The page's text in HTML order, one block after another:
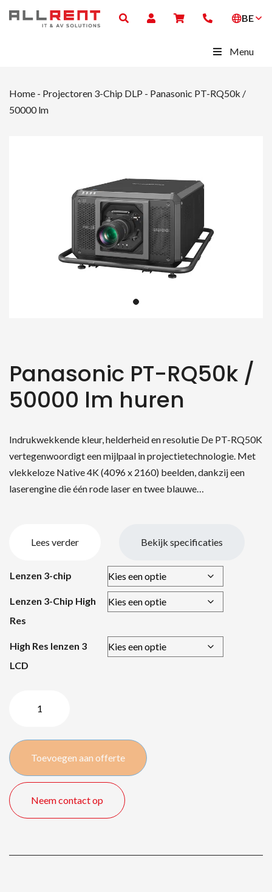
BE
Menu
Home - Projectoren 3-Chip DLP - Panasonic PT-RQ50k /
50000 lm
Panasonic PT-RQ50k /
50000 lm huren
Indrukwekkende kleur, helderheid en resolutie De PT-RQ50K
vertegenwoordigt een mijlpaal in projectietechnologie. Met
vlekkeloze Native 4K (4096 x 2160) beelden, dankzij een
laserengine die één rode laser en twee blauwe…
Lees verder Bekijk specificaties
Lenzen 3-chip
Lenzen 3-Chip High
Res
High Res lenzen 3
LCD
/
50000
quantity
Toevoegen aan offerte
Neem contact op